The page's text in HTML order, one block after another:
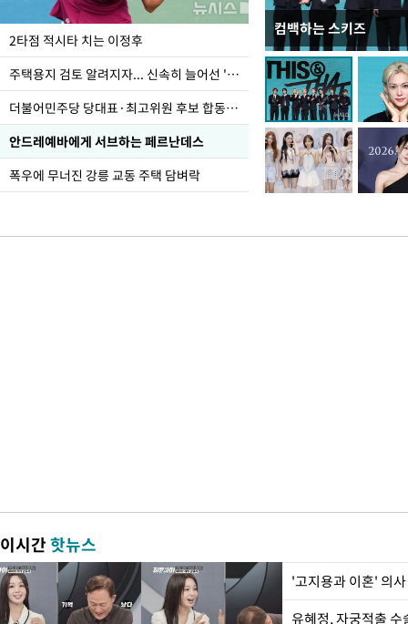
2타점 적시타 치는 이정후
주택용지 검토 알려지자... 신속히 늘어선 '근조화환'
더불어민주당 당대표·최고위원 후보 합동연설회
안드레예바에게 서브하는 페르난데스
폭우에 무너진 강릉 교동 주택 담벼락
컴백하는 스키즈
이번주 국회에는 무
이시간핫뉴스
'고지용과 이혼' 의
유혜정, 자궁적출